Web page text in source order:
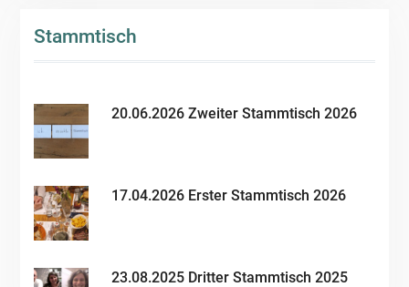
Stammtisch
20.06.2026 Zweiter Stammtisch 2026
17.04.2026 Erster Stammtisch 2026
23.08.2025 Dritter Stammtisch 2025